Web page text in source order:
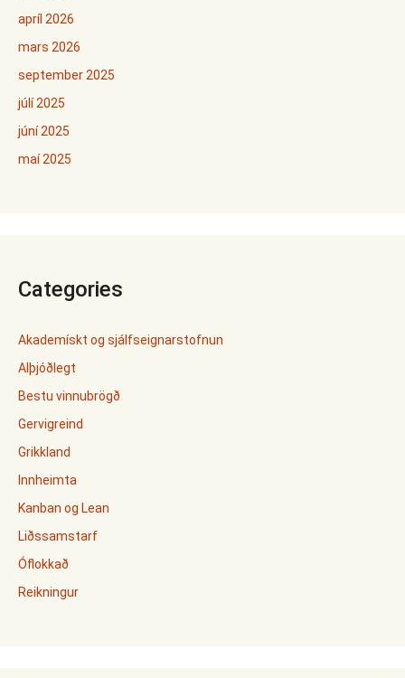
apríl 2026
mars 2026
september 2025
júlí 2025
júní 2025
maí 2025
Categories
Akademískt og sjálfseignarstofnun
Alþjóðlegt
Bestu vinnubrögð
Gervigreind
Grikkland
Innheimta
Kanban og Lean
Liðssamstarf
Óflokkað
Reikningur